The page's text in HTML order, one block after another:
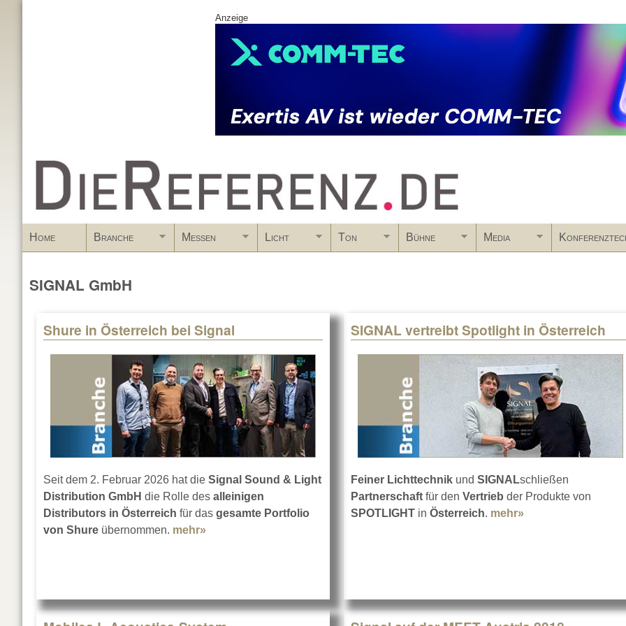
Anzeige
www.DieReferenz.de
Home Branche Messen Licht Ton Bühne Media
SIGNAL GmbH
Shure in Österreich bei Signal
Seit dem 2. Februar 2026 hat die Signal Sound & Light
Distribution GmbH die Rolle des alleinigen
Distributors in Österreich für das gesamte Portfolio
von Shure übernommen. mehr»
SIGNAL vertreibt Spotlight in Österreich
Feiner Lichttechnik und SIGNALschließen
Partnerschaft für den Vertrieb der Produkte von
SPOTLIGHT in Österreich. mehr» about SIGNAL